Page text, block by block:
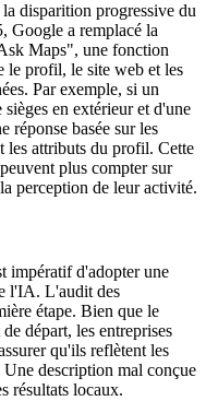
disparition progressive du
Google a remplacé la
Maps", une fonction
le profil, le site web et les
Par exemple, si un
en extérieur et d'une
basée sur les
les attributs du profil. Cette
plus compter sur
perception de leur activité.
impératif d'adopter une
l'IA. L'audit des
étape. Bien que le
départ, les entreprises
qu'ils reflètent les
description mal conçue
résultats locaux.